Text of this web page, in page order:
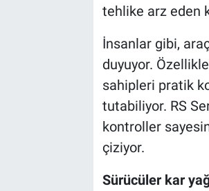
tehlike arz eden
İnsanlar gibi,
duyuyor.
sahipleri pratik
tutabiliyor. RS
kontroller
çiziyor.
Sürücüler kar